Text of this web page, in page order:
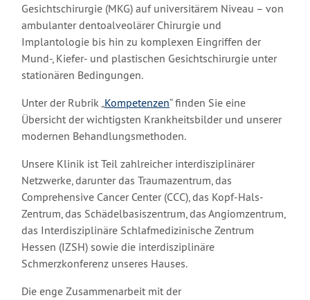
Gesichtschirurgie (MKG) auf universitärem Niveau – von
ambulanter dentoalveolärer Chirurgie und
Implantologie bis hin zu komplexen Eingriffen der
Mund-, Kiefer- und plastischen Gesichtschirurgie unter
stationären Bedingungen.
Unter der Rubrik „Kompetenzen“ finden Sie eine
Übersicht der wichtigsten Krankheitsbilder und unserer
modernen Behandlungsmethoden.
Unsere Klinik ist Teil zahlreicher interdisziplinärer
Netzwerke, darunter das Traumazentrum, das
Comprehensive Cancer Center (CCC), das Kopf-Hals-
Zentrum, das Schädelbasiszentrum, das Angiomzentrum,
das Interdisziplinäre Schlafmedizinische Zentrum
Hessen (IZSH) sowie die interdisziplinäre
Schmerzkonferenz unseres Hauses.
Die enge Zusammenarbeit mit der